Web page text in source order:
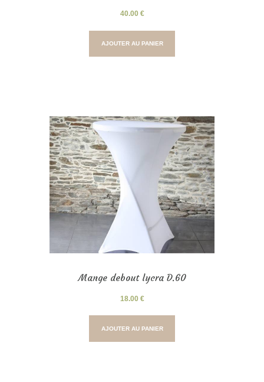
40.00 €
AJOUTER AU PANIER
Mange debout lycra D.60
18.00 €
AJOUTER AU PANIER